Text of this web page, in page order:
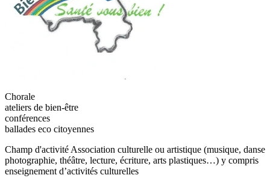
Chorale
ateliers de bien-être
conférences
ballades eco citoyennes
Champ d'activité Association culturelle ou artistique (musique, danse
photographie, théâtre, lecture, écriture, arts plastiques…) y compris
enseignement d’activités culturelles